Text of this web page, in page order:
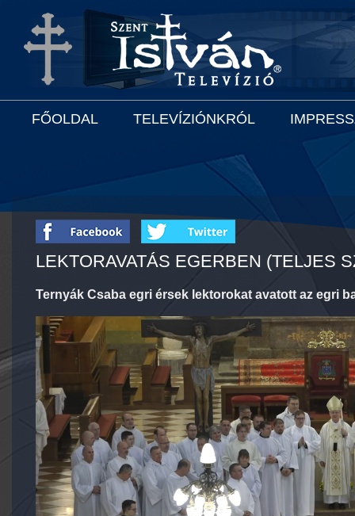
FŐOLDAL TELEVÍZIÓNKRÓL
LEKTORAVATÁS EGERBEN (TELJES
Ternyák Csaba egri érsek lektorokat avatott az egri